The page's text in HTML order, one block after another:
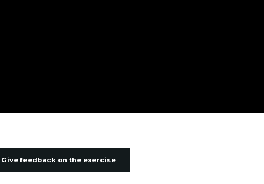
Give feedback on the exercise